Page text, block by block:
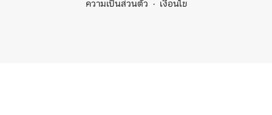
ความเป็นส่วนตัว
เงื่อนไข